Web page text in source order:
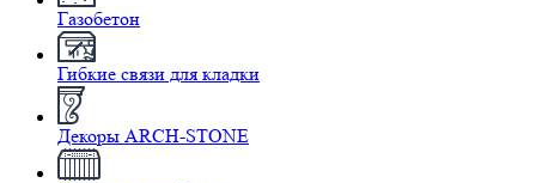
Газобетон
Гибкие связи для кладки
Декоры ARCH-STONE